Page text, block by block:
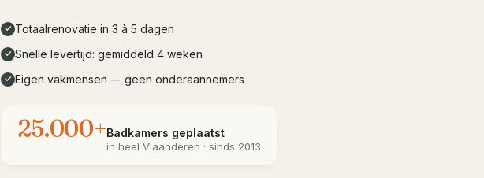
✓ Totaalrenovatie in 3 à 5 dagen
✓ Snelle levertijd: gemiddeld 4 weken
✓ Eigen vakmensen — geen onderaannemers
25.000+Badkamers geplaatst
in heelVlaanderen · sinds 2013